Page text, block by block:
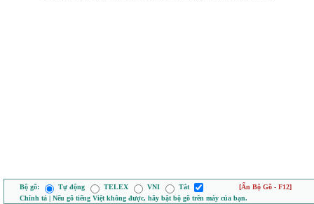
Bộ gõ: Tự động TELEX VNI Tắt
[Ẩn Bộ Gõ - F12]
Chính tả | Nếu gõ tiếng Việt không được, hãy bật bộ gõ trên máy của bạn.